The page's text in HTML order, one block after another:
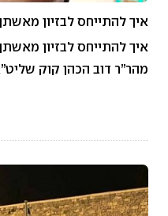
איך להתייחס לבזיון
איך להתייחס לבזיון
מהר”ר דוב הכהן קוק